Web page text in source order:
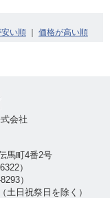
｜
会社
馬町4番2号
）
）
土日祝祭日を除く）